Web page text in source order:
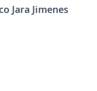
Jara Jimenes